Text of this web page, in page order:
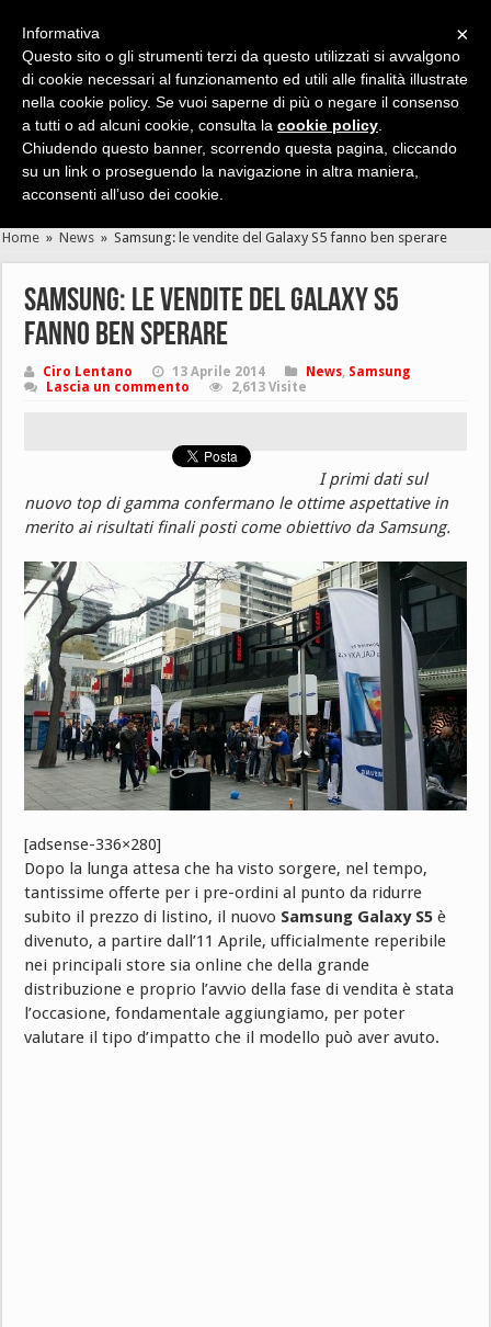
Cerca velocemente news, recensioni, guide, app, giochi ...
Home » News » Samsung: le vendite del Galaxy S5 fanno ben sperare
Samsung: le vendite del Galaxy S5
fanno ben sperare
Ciro Lentano 13 Aprile 2014 News, Samsung
Lascia un commento
2,613 Visite
I primi dati sul
nuovo top di gamma confermano le ottime aspettative in
merito ai risultati finali posti come obiettivo da Samsung.
[adsense-336×280]
Dopo la lunga attesa che ha visto sorgere, nel tempo,
tantissime offerte per i pre-ordini al punto da ridurre
subito il prezzo di listino, il nuovo Samsung Galaxy S5 è
divenuto, a partire dall’11 Aprile, ufficialmente reperibile
nei principali store sia online che della grande
distribuzione e proprio l’avvio della fase di vendita è stata
l’occasione, fondamentale aggiungiamo, per poter
valutare il tipo d’impatto che il modello può aver avuto.
×
Informativa
Questo sito o gli strumenti terzi da questo utilizzati si avvalgono
di cookie necessari al funzionamento ed utili alle finalità illustrate
nella cookie policy. Se vuoi saperne di più o negare il consenso
a tutti o ad alcuni cookie, consulta la cookie policy
Chiudendo questo banner, scorrendo questa pagina, cliccando
su un link o proseguendo la navigazione in altra maniera,
acconsenti all’uso dei cookie.